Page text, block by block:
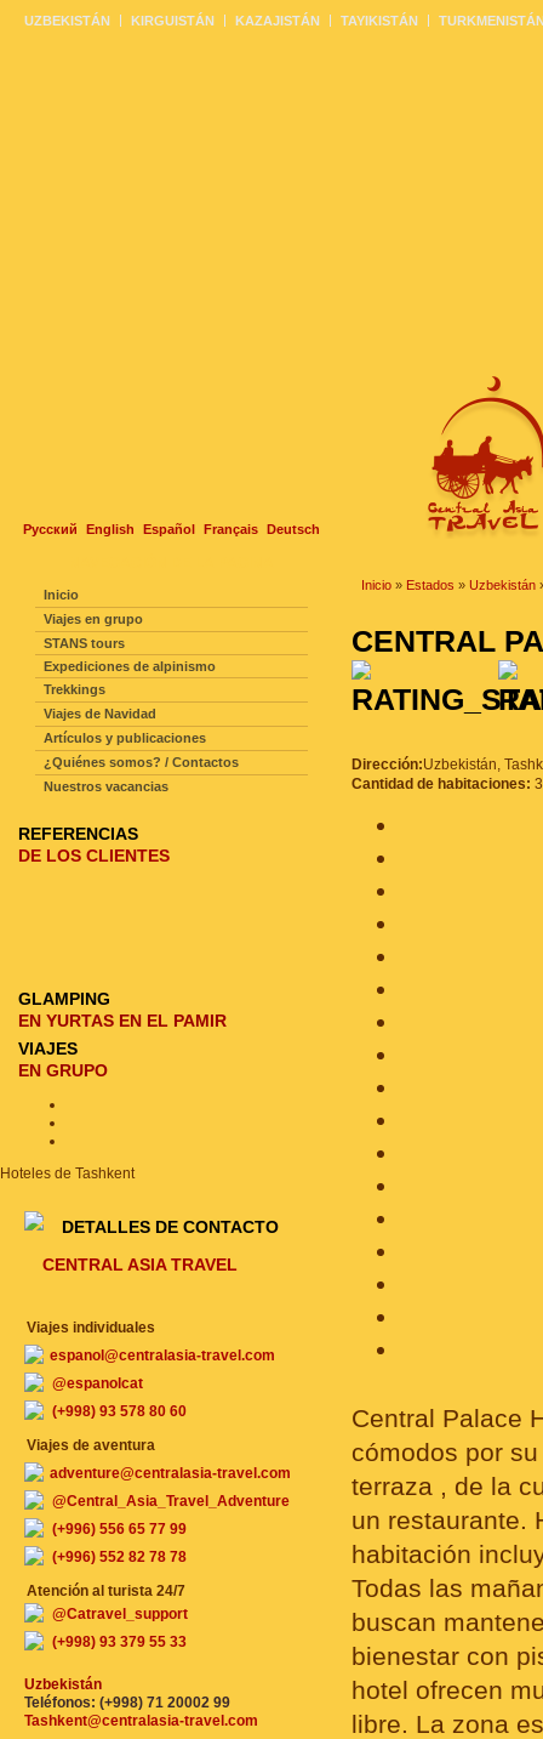
Русский English Español Français Deutsch
UZBEKISTÁN KIRGUISTÁN KAZAJISTÁN TAYIKISTÁN
Inicio » Estados » Uzbekistán
CENTRAL
Dirección:Uzbekistán,
Cantidad de habitaciones:
Central Palace
cómodos por
terraza , de la
un restaurante.
habitación
Todas las
buscan
bienestar con
hotel ofrecen
libre. La zona
Inicio
Viajes en grupo
STANS tours
Expediciones de alpinismo
Trekkings
Viajes de Navidad
Artículos y publicaciones
¿Quiénes somos? / Contactos
Nuestros vacancias
REFERENCIAS
DE LOS CLIENTES
GLAMPING
EN YURTAS EN EL PAMIR
VIAJES
EN GRUPO
Hoteles de Tashkent
DETALLES DE CONTACTO
CENTRAL ASIA TRAVEL
Viajes individuales
espanol@centralasia-travel.com
@espanolcat
(+998) 93 578 80 60
Viajes de aventura
adventure@centralasia-travel.com
@Central_Asia_Travel_Adventure
(+996) 556 65 77 99
(+996) 552 82 78 78
Atención al turista 24/7
@Catravel_support
(+998) 93 379 55 33
Uzbekistán
Teléfonos: (+998) 71 20002 99
Tashkent@centralasia-travel.com